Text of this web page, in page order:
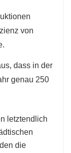
von
dass in der
genau 250
letztendlich
die